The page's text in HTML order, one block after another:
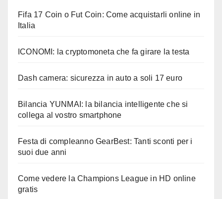
Fifa 17 Coin o Fut Coin: Come acquistarli online in
Italia
ICONOMI: la cryptomoneta che fa girare la testa
Dash camera: sicurezza in auto a soli 17 euro
Bilancia YUNMAI: la bilancia intelligente che si
collega al vostro smartphone
Festa di compleanno GearBest: Tanti sconti per i
suoi due anni
Come vedere la Champions League in HD online
gratis